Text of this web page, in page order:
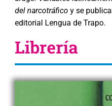
del narcotráfico y se
editorial Lengua de Trapo.
Librería